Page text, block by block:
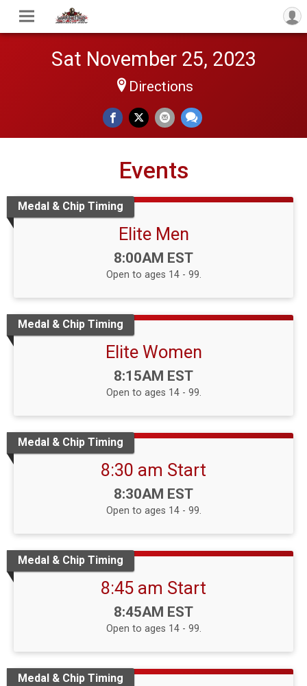
Sat November 25, 2023
Directions
Events
Medal & Chip Timing
Elite Men
Time:
8:00AM EST
Open to ages 14 - 99.
Medal & Chip Timing
Elite Women
Time:
8:15AM EST
Open to ages 14 - 99.
Medal & Chip Timing
8:30 am Start
Time:
8:30AM EST
Open to ages 14 - 99.
Medal & Chip Timing
8:45 am Start
Time:
8:45AM EST
Open to ages 14 - 99.
Medal & Chip Timing